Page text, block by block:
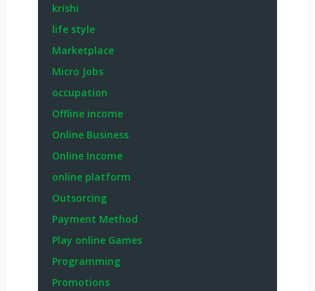
krishi
life style
Marketplace
Micro Jobs
occupation
Offline income
Online Business
Online Income
online platform
Outsorcing
Payment Method
Play online Games
Programming
Promotions